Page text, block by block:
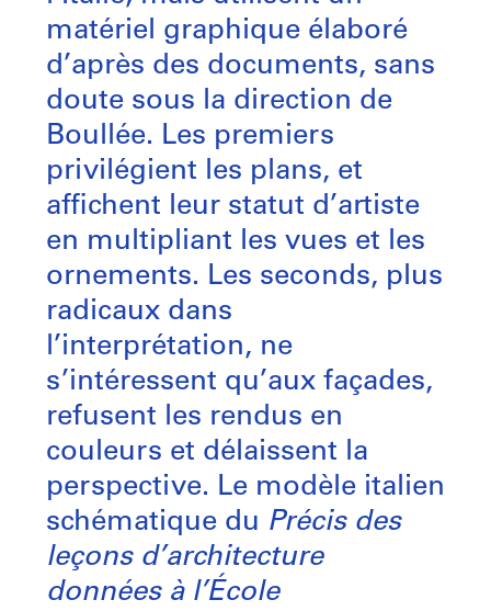
matériel graphique élaboré
d’après des documents, sans
doute sous la direction de
Boullée. Les premiers
privilégient les plans, et
affichent leur statut d’artiste
en multipliant les vues et les
ornements. Les seconds, plus
radicaux dans
l’interprétation, ne
s’intéressent qu’aux façades,
refusent les rendus en
couleurs et délaissent la
perspective. Le modèle italien
schématique du Précis des
leçons d’architecture
données à l’École